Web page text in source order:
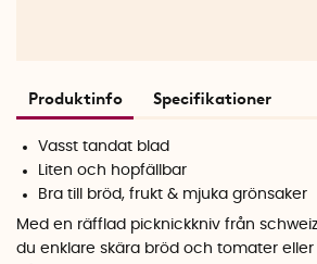
Produktinfo Specifikationer
Vasst tandat blad
Liten och hopfällbar
Bra till bröd, frukt & mjuka grönsaker
Med en räfflad picknickkniv från
du enklare skära bröd och tomater